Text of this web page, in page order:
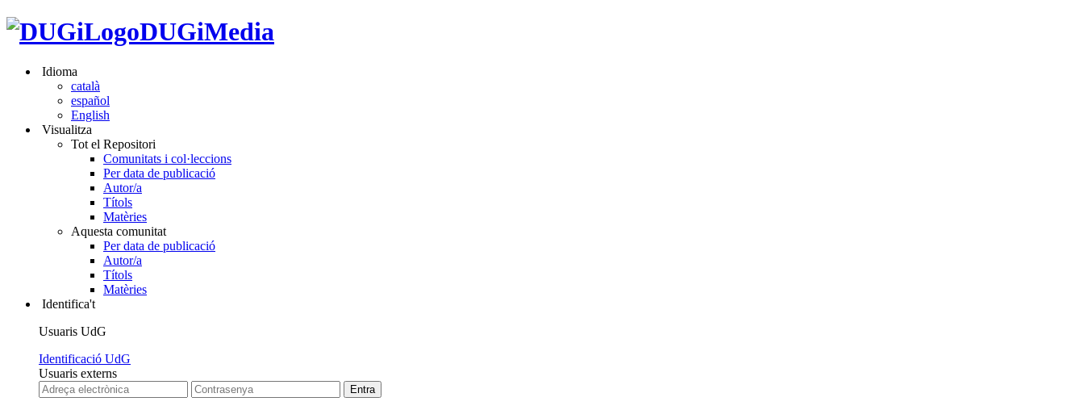
DUGiMedia
Idioma
català
español
English
Visualitza
Tot el Repositori
Comunitats i col·leccions
Per data de publicació
Autor/a
Títols
Matèries
Aquesta comunitat
Per data de publicació
Autor/a
Títols
Matèries
Identifica't
Usuaris UdG
Identificació UdG
Usuaris externs